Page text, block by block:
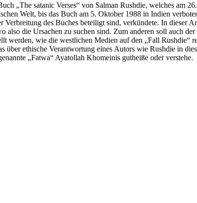
„The satanic Verses“ von Salman Rushdie, welches am
Welt, bis das Buch am 5. Oktober 1988 in Indien
des Buches beteiligt sind, verkündete. In dieser
die Ursachen zu suchen sind. Zum anderen soll auch
werden, wie die westlichen Medien auf den „Fall Rushdie“
über ethische Verantwortung eines Autors wie Rushdie in
„Fatwa“ Ayatollah Khomeinis gutheiße oder verstehe.